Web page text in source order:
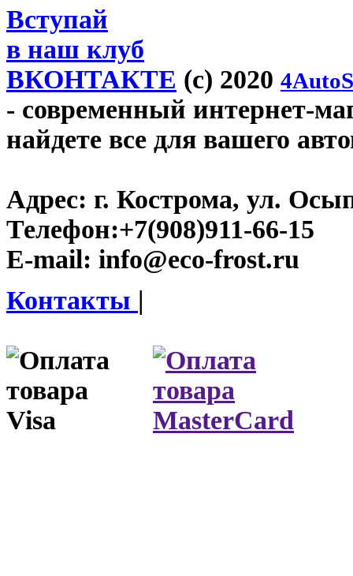
Вступай
в наш клуб
ВКОНТАКТЕ (c) 2020
- современный интернет-
найдете все для вашего
Адрес: г. Кострома, ул.
Телефон:+7(908)911-66-15
E-mail: info@eco-frost.ru
Контакты |